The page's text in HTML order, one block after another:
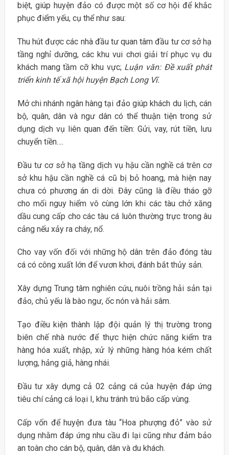
biệt, giúp huyện đảo có được một số cơ hội để khắc
phục điểm yếu, cụ thể như sau:
Thu hút được các nhà đầu tư quan tâm đầu tư cơ sở hạ
tầng nghỉ dưỡng, các khu vui chơi giải trí phục vụ du
khách mang tầm cỡ khu vực; Luận văn: Đề xuất phát
triển kinh tế xã hội huyện Bạch Long Vĩ.
Mở chi nhánh ngân hàng tại đảo giúp khách du lịch, cán
bộ, quân, dân và ngư dân có thể thuận tiện trong sử
dụng dịch vụ liên quan đến tiền: Gửi, vay, rút tiền, lưu
chuyển tiền….
Đầu tư cơ sở hạ tầng dịch vụ hậu cần nghề cá trên cơ
sở khu hậu cần nghề cá cũ bị bỏ hoang, mà hiện nay
chưa có phương án di dời. Đây cũng là điều tháo gỡ
cho mối nguy hiểm vô cùng lớn khi các tàu chở xăng
dầu cung cấp cho các tàu cá luôn thường trực trong âu
cảng nếu xảy ra cháy, nổ.
Cho vay vốn đối với những hộ dân trên đảo đóng tàu
cá có công xuất lớn để vươn khơi, đánh bắt thủy sản.
Xây dựng Trung tâm nghiên cứu, nuôi trồng hải sản tại
đảo, chủ yếu là bào ngư, ốc nón và hải sâm.
Tạo điều kiện thành lập đội quản lý thị trường trong
biên chế nhà nước để thực hiện chức năng kiểm tra
hàng hóa xuất, nhập, xử lý những hàng hóa kém chất
lượng, hảng giả, hàng nhái.
Đầu tư xây dựng cả 02 cảng cá của huyện đáp ứng
tiêu chí cảng cá loại I, khu tránh trú bão cấp vùng.
Cấp vốn để huyện đưa tàu “Hoa phượng đỏ” vào sử
dụng nhằm đáp ứng nhu cầu đi lại cũng như đảm bảo
an toàn cho cán bộ, quân, dân và du khách.